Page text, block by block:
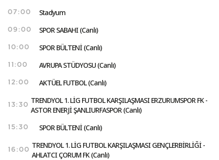
07:00 Stadyum
09:00 SPOR SABAHI (Canlı)
10:00 SPOR BÜLTENİ (Canlı)
11:00 AVRUPA STÜDYOSU (Canlı)
12:00 AKTÜEL FUTBOL (Canlı)
13:30
TRENDYOL 1. LİG FUTBOL KARŞILAŞMASI ERZURUMSPOR FK -
ASTOR ENERJİ ŞANLIURFASPOR (Canlı)
15:30 SPOR BÜLTENİ (Canlı)
16:00
TRENDYOL 1. LİG FUTBOL KARŞILAŞMASI GENÇLERBİRLİĞİ -
AHLATCI ÇORUM FK (Canlı)